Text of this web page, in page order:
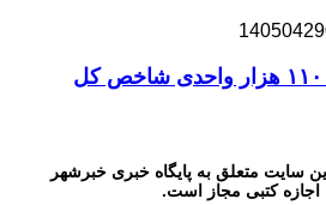
سایت متعلق به پایگاه خبری خبرشهر
کتبی مجاز است.